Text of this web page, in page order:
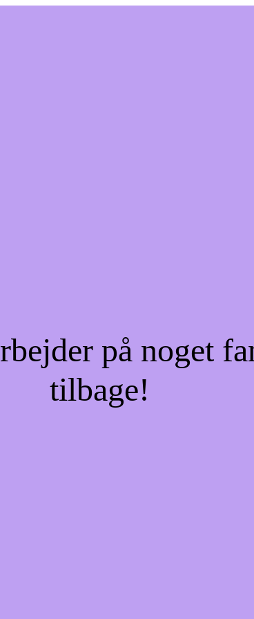
på noget
tilbage!